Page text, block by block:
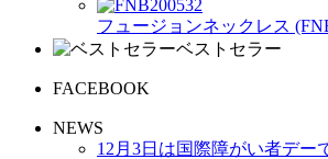
フュージョンネックレス
ベストセラー
FACEBOOK
NEWS
12月3日は国際障がい者デー